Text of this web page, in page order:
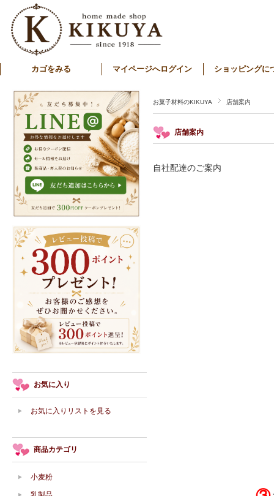
カゴをみる マイページへログイン ショッピングに
お菓子材料のKIKUYA 店舗案内
店舗案内
自社配達のご案内
お気に入り
お気に入りリストを見る
商品カテゴリ
小麦粉